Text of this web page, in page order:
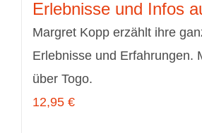
Erlebnisse und Infos
Margret Kopp erzählt ihre
Erlebnisse und Erfahrungen.
über Togo.
12,95 €